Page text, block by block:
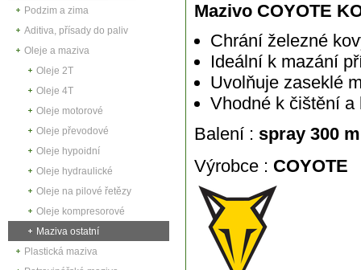
Podzim a zima
Aditiva, přísady do paliv
Oleje a maziva
Oleje 2T
Oleje 4T
Oleje motorové
Oleje převodové
Oleje hypoidní
Oleje hydraulické
Oleje na pilové řetězy
Oleje kompresorové
Maziva ostatní
Plastická maziva
Mazivo COYOTE
Chrání železné
Ideální k mazání
Uvolňuje zaseklé
Vhodné k čištění
Balení : spray 300
Výrobce : COYOTE